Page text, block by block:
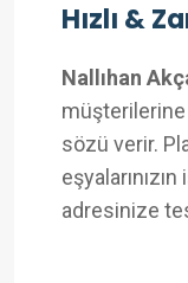
Hızlı &
Nallıhan
müşterilerine
sözü verir.
adresinize